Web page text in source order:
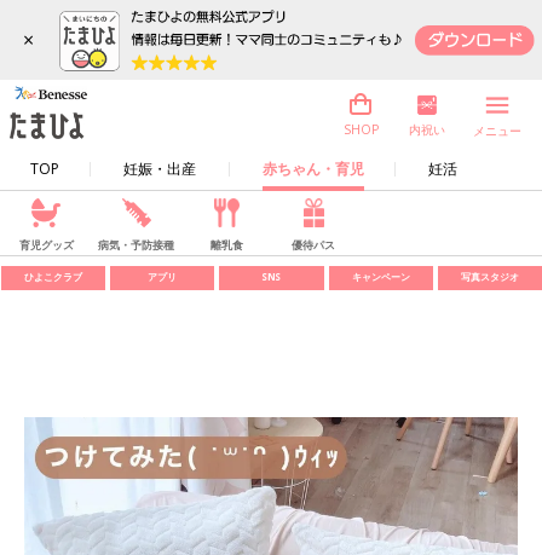
×
TOP 妊娠・出産 赤ちゃん・育児 妊活
SHOP 内祝い メニュー
育児グッズ 病気・予防接種 離乳食 優待パス
ひよこクラブ アプリ SNS キャンペーン 写真スタジオ